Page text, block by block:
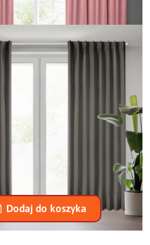
300 CM RÓŻOWY
Dodaj do koszyka
MILAN NA TAŚMIE 140 X
Dodaj do koszyka